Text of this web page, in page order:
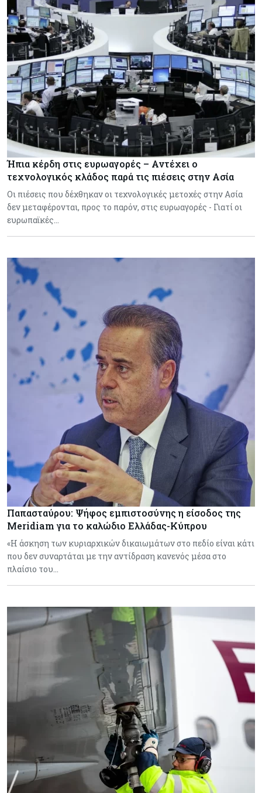
Ήπια κέρδη στις ευρωαγορές – Αντέχει ο
τεχνολογικός κλάδος παρά τις πιέσεις στην Ασία
Οι πιέσεις που δέχθηκαν οι τεχνολογικές μετοχές στην Ασία
δεν μεταφέρονται, προς το παρόν, στις ευρωαγορές - Γιατί οι
ευρωπαϊκές…
Παπασταύρου: Ψήφος εμπιστοσύνης η είσοδος της
Meridiam για το καλώδιο Ελλάδας-Κύπρου
«Η άσκηση των κυριαρχικών δικαιωμάτων στο πεδίο είναι κάτι
που δεν συναρτάται με την αντίδραση κανενός μέσα στο
πλαίσιο του…